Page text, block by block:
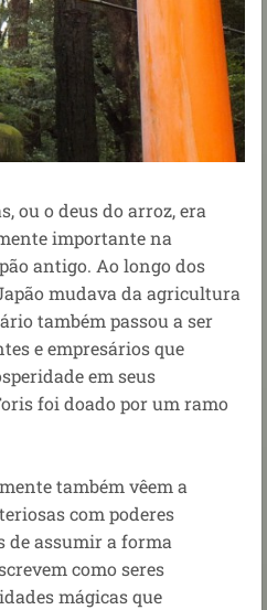
ou o deus do arroz, era
importante na
antigo. Ao longo dos
mudava da agricultura
também passou a ser
e empresários que
em seus
foi doado por um ramo
também vêem a
com poderes
de assumir a forma
como seres
mágicas que